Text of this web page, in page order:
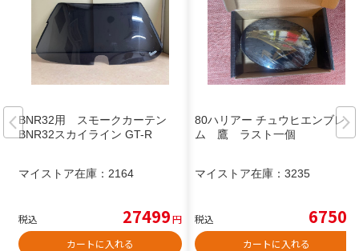
BNR32用 スモークカーテン
BNR32スカイライン GT-R
マイストア在庫： 2164
税込 27499円
カートに入れる
80ハリアー チュウヒエンブレ
ム 鷹 ラスト一個
マイストア在庫： 3235
税込 6750
カートに入れる